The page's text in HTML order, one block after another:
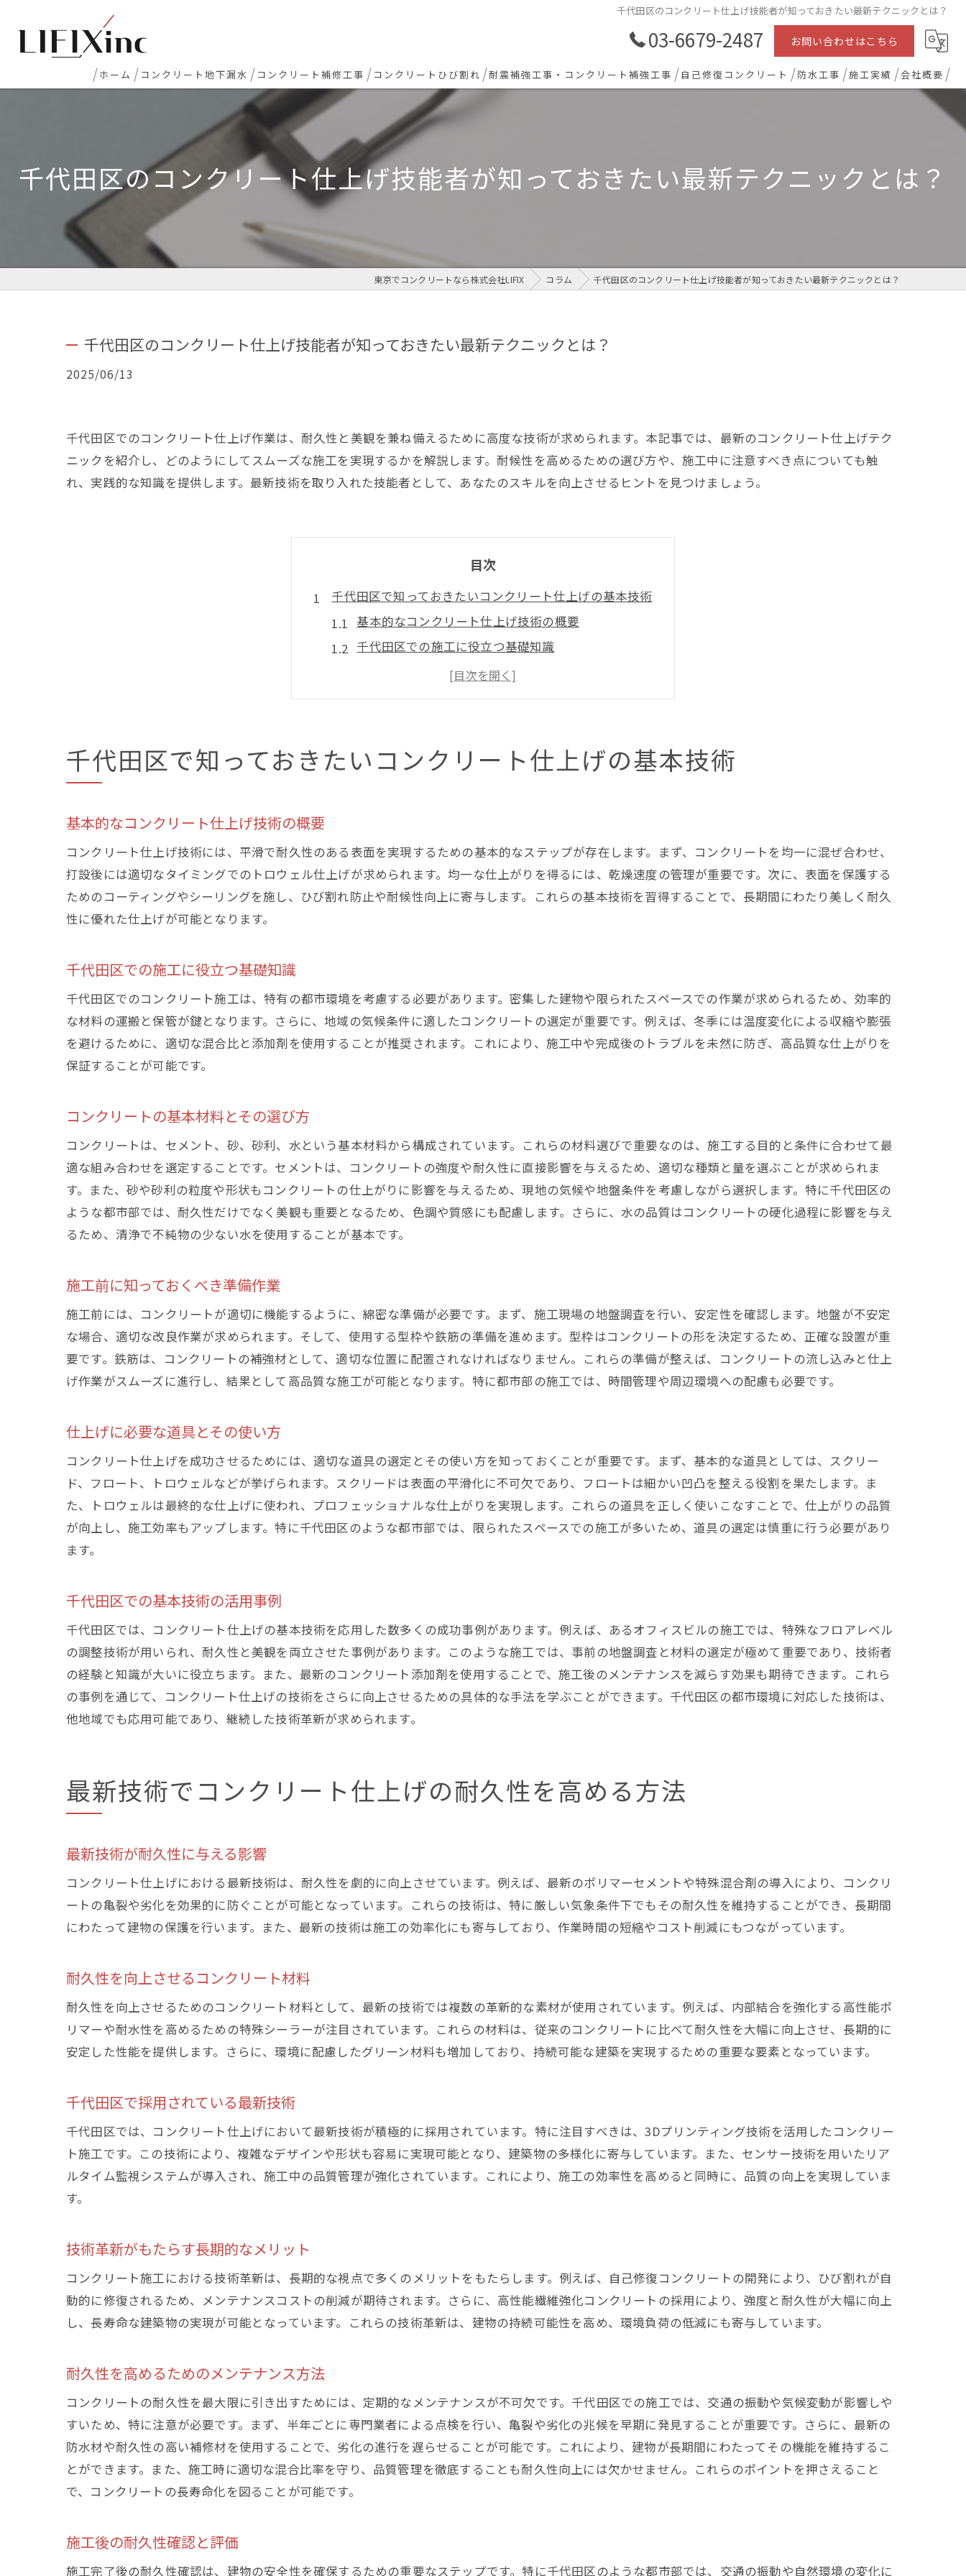
千代田区のコンクリート仕上げ技能者が知っておきたい最新テクニックとは？
03-6679-2487 お問い合わせはこちら
ホーム コンクリート地下漏水
地下・半地下駐車場 漏水
エレベーターピット漏水・止水工事
打継ぎ部・コールドジョイント漏水
配管貫通部・スリーブ周り漏水
コンクリート補修工事
新築マンション下地補修
コンクリート欠損 色合わせ補修
床レベラー工事(セルフレベリング)
コンクリートひび割れ 耐震補強工事・コンクリート補強工事 自己修復コンクリート 防水工事 施工実績 会社概要
千代田区のコンクリート仕上げ技能者が知っておきたい最新テクニックとは？
東京でコンクリートなら株式会社LIFIX コラム 千代田区のコンクリート仕上げ技能者が知っておきたい最新テクニックとは？
千代田区のコンクリート仕上げ技能者が知っておきたい最新テクニックとは？
2025/06/13
千代田区でのコンクリート仕上げ作業は、耐久性と美観を兼ね備えるために高度な技術が求められます。本記事では、最新のコンクリート仕上げテク
ニックを紹介し、どのようにしてスムーズな施工を実現するかを解説します。耐候性を高めるための選び方や、施工中に注意すべき点についても触
れ、実践的な知識を提供します。最新技術を取り入れた技能者として、あなたのスキルを向上させるヒントを見つけましょう。
目次
千代田区で知っておきたいコンクリート仕上げの基本技術
基本的なコンクリート仕上げ技術の概要
千代田区での施工に役立つ基礎知識
コンクリートの基本材料とその選び方
施工前に知っておくべき準備作業
千代田区での基本技術の活用事例
最新技術でコンクリート仕上げの耐久性を高める方法
千代田区で採用されている最新技術
技術革新がもたらす長期的なメリット
耐久性を高めるためのメンテナンス方法
施工中に発生しやすいトラブルと対策
気候条件が仕上げに与える影響
工具と材料の適切な使用法
施工前の詳細な計画立案
必要な材料と工具のチェックリスト
スケジュール管理と効率的な作業手順
施工チームの役割分担と協力体制
最近のトレンドを反映したコンクリートデザイン
エコフレンドリーな材料とその使用法
デジタル技術を活用した施工方法
千代田区の事例から見る最新トレンド
コンクリート仕上げに欠かせない最新技術の選び方
選定基準としての耐久性と美観
施工現場に適した技術の選び方
千代田区での使用実績から学ぶ
実践的なコンクリート仕上げのテクニックを磨く方法
実地研修でスキルを向上させる
技能者ネットワークを活用する
フィードバックを活かしたスキルアップ
実践を通じた知識の深化
千代田区での研修やセミナー情報
環境に優しいコンクリート技術の可能性
デジタル化がもたらす施工の変革
地域社会との関わり方の新しい形
千代田区で知っておきたいコンクリート仕上げの基本技術
基本的なコンクリート仕上げ技術の概要
コンクリート仕上げ技術には、平滑で耐久性のある表面を実現するための基本的なステップが存在します。まず、コンクリートを均一に混ぜ合わせ、
打設後には適切なタイミングでのトロウェル仕上げが求められます。均一な仕上がりを得るには、乾燥速度の管理が重要です。次に、表面を保護する
ためのコーティングやシーリングを施し、ひび割れ防止や耐候性向上に寄与します。これらの基本技術を習得することで、長期間にわたり美しく耐久
性に優れた仕上げが可能となります。
千代田区での施工に役立つ基礎知識
千代田区でのコンクリート施工は、特有の都市環境を考慮する必要があります。密集した建物や限られたスペースでの作業が求められるため、効率的
な材料の運搬と保管が鍵となります。さらに、地域の気候条件に適したコンクリートの選定が重要です。例えば、冬季には温度変化による収縮や膨張
を避けるために、適切な混合比と添加剤を使用することが推奨されます。これにより、施工中や完成後のトラブルを未然に防ぎ、高品質な仕上がりを
保証することが可能です。
コンクリートの基本材料とその選び方
コンクリートは、セメント、砂、砂利、水という基本材料から構成されています。これらの材料選びで重要なのは、施工する目的と条件に合わせて最
適な組み合わせを選定することです。セメントは、コンクリートの強度や耐久性に直接影響を与えるため、適切な種類と量を選ぶことが求められま
す。また、砂や砂利の粒度や形状もコンクリートの仕上がりに影響を与えるため、現地の気候や地盤条件を考慮しながら選択します。特に千代田区の
ような都市部では、耐久性だけでなく美観も重要となるため、色調や質感にも配慮します。さらに、水の品質はコンクリートの硬化過程に影響を与え
るため、清浄で不純物の少ない水を使用することが基本です。
施工前に知っておくべき準備作業
施工前には、コンクリートが適切に機能するように、綿密な準備が必要です。まず、施工現場の地盤調査を行い、安定性を確認します。地盤が不安定
な場合、適切な改良作業が求められます。そして、使用する型枠や鉄筋の準備を進めます。型枠はコンクリートの形を決定するため、正確な設置が重
要です。鉄筋は、コンクリートの補強材として、適切な位置に配置されなければなりません。これらの準備が整えば、コンクリートの流し込みと仕上
げ作業がスムーズに進行し、結果として高品質な施工が可能となります。特に都市部の施工では、時間管理や周辺環境への配慮も必要です。
仕上げに必要な道具とその使い方
コンクリート仕上げを成功させるためには、適切な道具の選定とその使い方を知っておくことが重要です。まず、基本的な道具としては、スクリー
ド、フロート、トロウェルなどが挙げられます。スクリードは表面の平滑化に不可欠であり、フロートは細かい凹凸を整える役割を果たします。ま
た、トロウェルは最終的な仕上げに使われ、プロフェッショナルな仕上がりを実現します。これらの道具を正しく使いこなすことで、仕上がりの品質
が向上し、施工効率もアップします。特に千代田区のような都市部では、限られたスペースでの施工が多いため、道具の選定は慎重に行う必要があり
ます。
千代田区での基本技術の活用事例
千代田区では、コンクリート仕上げの基本技術を応用した数多くの成功事例があります。例えば、あるオフィスビルの施工では、特殊なフロアレベル
の調整技術が用いられ、耐久性と美観を両立させた事例があります。このような施工では、事前の地盤調査と材料の選定が極めて重要であり、技術者
の経験と知識が大いに役立ちます。また、最新のコンクリート添加剤を使用することで、施工後のメンテナンスを減らす効果も期待できます。これら
の事例を通じて、コンクリート仕上げの技術をさらに向上させるための具体的な手法を学ぶことができます。千代田区の都市環境に対応した技術は、
他地域でも応用可能であり、継続した技術革新が求められます。
最新技術でコンクリート仕上げの耐久性を高める方法
最新技術が耐久性に与える影響
コンクリート仕上げにおける最新技術は、耐久性を劇的に向上させています。例えば、最新のポリマーセメントや特殊混合剤の導入により、コンクリ
ートの亀裂や劣化を効果的に防ぐことが可能となっています。これらの技術は、特に厳しい気象条件下でもその耐久性を維持することができ、長期間
にわたって建物の保護を行います。また、最新の技術は施工の効率化にも寄与しており、作業時間の短縮やコスト削減にもつながっています。
耐久性を向上させるコンクリート材料
耐久性を向上させるためのコンクリート材料として、最新の技術では複数の革新的な素材が使用されています。例えば、内部結合を強化する高性能ポ
リマーや耐水性を高めるための特殊シーラーが注目されています。これらの材料は、従来のコンクリートに比べて耐久性を大幅に向上させ、長期的に
安定した性能を提供します。さらに、環境に配慮したグリーン材料も増加しており、持続可能な建築を実現するための重要な要素となっています。
千代田区で採用されている最新技術
千代田区では、コンクリート仕上げにおいて最新技術が積極的に採用されています。特に注目すべきは、3Dプリンティング技術を活用したコンクリー
ト施工です。この技術により、複雑なデザインや形状も容易に実現可能となり、建築物の多様化に寄与しています。また、センサー技術を用いたリア
ルタイム監視システムが導入され、施工中の品質管理が強化されています。これにより、施工の効率性を高めると同時に、品質の向上を実現していま
す。
技術革新がもたらす長期的なメリット
コンクリート施工における技術革新は、長期的な視点で多くのメリットをもたらします。例えば、自己修復コンクリートの開発により、ひび割れが自
動的に修復されるため、メンテナンスコストの削減が期待されます。さらに、高性能繊維強化コンクリートの採用により、強度と耐久性が大幅に向上
し、長寿命な建築物の実現が可能となっています。これらの技術革新は、建物の持続可能性を高め、環境負荷の低減にも寄与しています。
耐久性を高めるためのメンテナンス方法
コンクリートの耐久性を最大限に引き出すためには、定期的なメンテナンスが不可欠です。千代田区での施工では、交通の振動や気候変動が影響しや
すいため、特に注意が必要です。まず、半年ごとに専門業者による点検を行い、亀裂や劣化の兆候を早期に発見することが重要です。さらに、最新の
防水材や耐久性の高い補修材を使用することで、劣化の進行を遅らせることが可能です。これにより、建物が長期間にわたってその機能を維持するこ
とができます。また、施工時に適切な混合比率を守り、品質管理を徹底することも耐久性向上には欠かせません。これらのポイントを押さえること
で、コンクリートの長寿命化を図ることが可能です。
施工後の耐久性確認と評価
施工完了後の耐久性確認は、建物の安全性を確保するための重要なステップです。特に千代田区のような都市部では、交通の振動や自然環境の変化に